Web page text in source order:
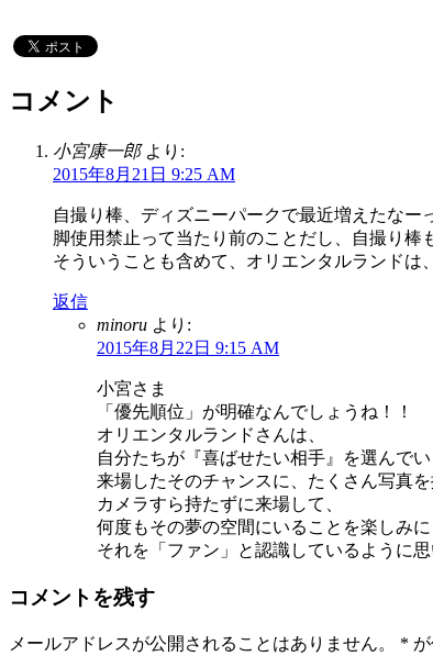
コメント
小宮康一郎 より:
2015年8月21日 9:25 AM
自撮り棒、ディズニーパークで最近増えたな
脚使用禁止って当たり前のことだし、自撮り棒
そういうことも含めて、オリエンタルランドは
返信
minoru より:
2015年8月22日 9:15 AM
小宮さま
「優先順位」が明確なんでしょうね！！
オリエンタルランドさんは、
自分たちが『喜ばせたい相手』を選んでい
来場したそのチャンスに、たくさん写真を
カメラすら持たずに来場して、
何度もその夢の空間にいることを楽しみに
それを「ファン」と認識しているように思
コメントを残す
メールアドレスが公開されることはありません。 *